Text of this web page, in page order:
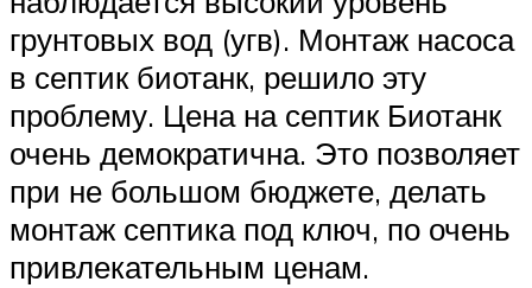
грунтовых вод (угв). Монтаж насоса
в септик биотанк, решило эту
проблему. Цена на септик Биотанк
очень демократична. Это позволяет
при не большом бюджете, делать
монтаж септика под ключ, по очень
привлекательным ценам.